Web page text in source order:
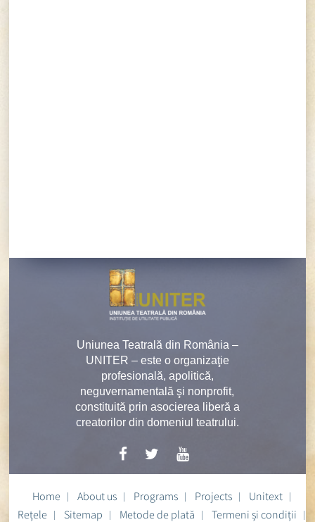
Uniunea Teatrală din România –
UNITER – este o organizaţie
profesională, apolitică,
neguvernamentală şi nonprofit,
constituită prin asocierea liberă a
creatorilor din domeniul teatrului.
Home About us Programs Projects
Unitext
Rețele
Sitemap Metode de plată Termeni și condiții